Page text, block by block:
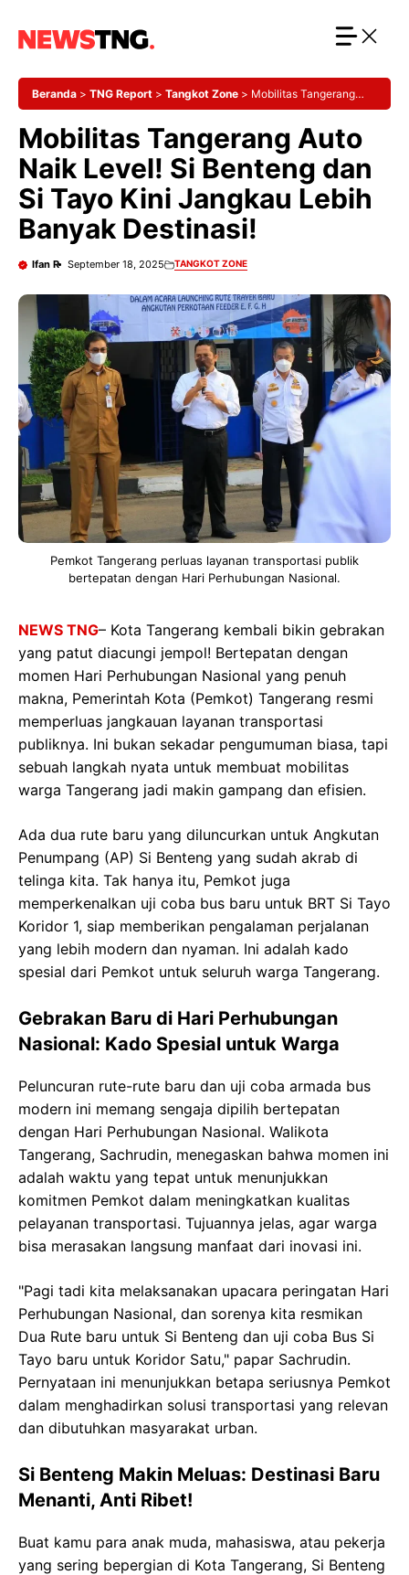
Beranda > TNG Report > Tangkot Zone > Mobilitas Tangerang
Banyak Destinasi!
Mobilitas Tangerang Auto
Naik Level! Si Benteng dan
Si Tayo Kini Jangkau Lebih
Banyak Destinasi!
Ifan R September 18, 2025 TANGKOT ZONE
Pemkot Tangerang perluas layanan transportasi publik
bertepatan dengan Hari Perhubungan Nasional.
NEWS TNG– Kota Tangerang kembali bikin gebrakan
yang patut diacungi jempol! Bertepatan dengan
momen Hari Perhubungan Nasional yang penuh
makna, Pemerintah Kota (Pemkot) Tangerang resmi
memperluas jangkauan layanan transportasi
publiknya. Ini bukan sekadar pengumuman biasa, tapi
sebuah langkah nyata untuk membuat mobilitas
warga Tangerang jadi makin gampang dan efisien.
Ada dua rute baru yang diluncurkan untuk Angkutan
Penumpang (AP) Si Benteng yang sudah akrab di
telinga kita. Tak hanya itu, Pemkot juga
memperkenalkan uji coba bus baru untuk BRT Si Tayo
Koridor 1, siap memberikan pengalaman perjalanan
yang lebih modern dan nyaman. Ini adalah kado
spesial dari Pemkot untuk seluruh warga Tangerang.
Gebrakan Baru di Hari Perhubungan
Nasional: Kado Spesial untuk Warga
Peluncuran rute-rute baru dan uji coba armada bus
modern ini memang sengaja dipilih bertepatan
dengan Hari Perhubungan Nasional. Walikota
Tangerang, Sachrudin, menegaskan bahwa momen ini
adalah waktu yang tepat untuk menunjukkan
komitmen Pemkot dalam meningkatkan kualitas
pelayanan transportasi. Tujuannya jelas, agar warga
bisa merasakan langsung manfaat dari inovasi ini.
"Pagi tadi kita melaksanakan upacara peringatan Hari
Perhubungan Nasional, dan sorenya kita resmikan
Dua Rute baru untuk Si Benteng dan uji coba Bus Si
Tayo baru untuk Koridor Satu," papar Sachrudin.
Pernyataan ini menunjukkan betapa seriusnya Pemkot
dalam menghadirkan solusi transportasi yang relevan
dan dibutuhkan masyarakat urban.
Si Benteng Makin Meluas: Destinasi Baru
Menanti, Anti Ribet!
Buat kamu para anak muda, mahasiswa, atau pekerja
yang sering bepergian di Kota Tangerang, Si Benteng